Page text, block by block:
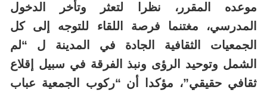
موعده المقرر، نظرا لتعثر وتأخر الدخول
المدرسي، مغتنما فرصة اللقاء للتوجه إلى كل
الجمعيات الثقافية الجادة في المدينة ل “لم
الشمل وتوحيد الرؤى ونبذ الفرقة في سبيل إقلاع
ثقافي حقيقي”، مؤكدا أن “ركوب الجمعية عباب